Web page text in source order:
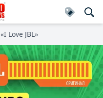
«I Love JBL»